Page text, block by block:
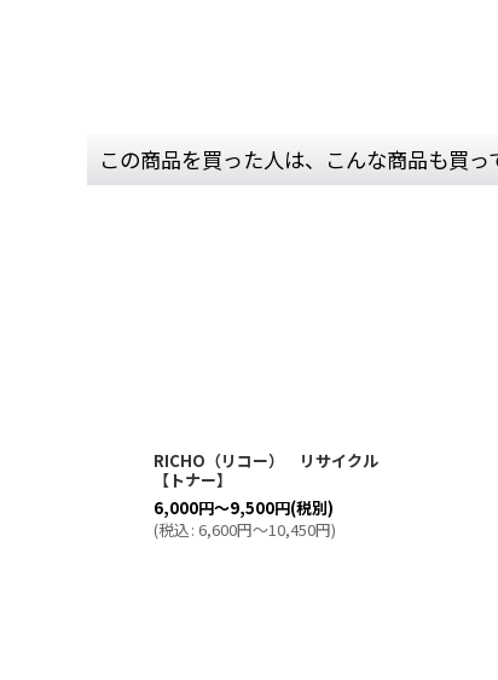
この商品を買った人は、こんな商品も買っ
RICHO（リコー） リサイクル
【トナー】
6,000円～9,500円(税別)
(税込: 6,600円～10,450円)